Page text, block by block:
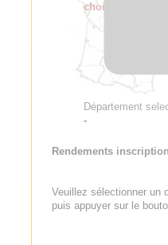
choisir un
Département
-
Rendements inscription
Veuillez sélectionner un
puis appuyer sur le